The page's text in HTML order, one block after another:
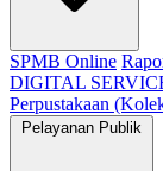
SPMB Online
DIGITAL
Perpustakaan
Pelayanan Publik